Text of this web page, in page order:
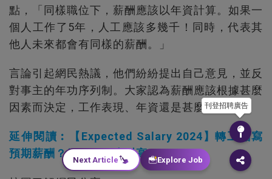
點，「同樣職位下，薪酬應該以年資計算。如果一
個人工作了5年，人工應該多幾千！同時，代表其
他人未來都會有同樣的薪酬。」
言論引起網民熱議，他們紛紛提出自己意見，並反
對事主的年功序列制。大家認為薪酬應該根據甚麼
因素而決定，工作表現、年資還是甚麼？
延伸閱讀︰【Expected Salary 2024】轉工點寫
預期薪酬？網民︰至少叫高20%！
刊登招聘廣告
Next Article Explore Job